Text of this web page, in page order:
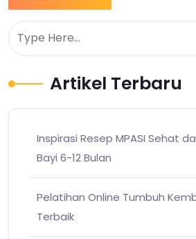
Artikel Terbaru
Inspirasi Resep MPASI Sehat
Bayi 6-12 Bulan
Pelatihan Online Tumbuh
Terbaik